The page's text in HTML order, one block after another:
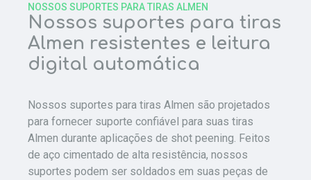
Nossos suportes para tiras
Almen resistentes e leitura
digital automática
NOSSOS SUPORTES PARA TIRAS ALMEN
Nossos suportes para tiras Almen são projetados
para fornecer suporte confiável para suas tiras
Almen durante aplicações de shot peening. Feitos
de aço cimentado de alta resistência, nossos
suportes podem ser soldados em suas peças de